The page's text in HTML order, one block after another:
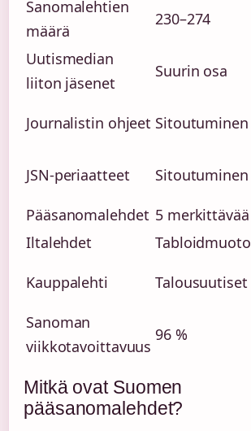
Sanomalehtien
määrä
230–274
Uutismedian
liiton jäsenet
Suurin osa
Journalistin ohjeet Sitoutuminen
JSN-periaatteet Sitoutuminen
Pääsanomalehdet 5 merkittävää
Iltalehdet
Tabloidmuoto
Kauppalehti Talousuutiset
Sanoman
viikkotavoittavuus
96 %
Mitkä ovat Suomen
pääsanomalehdet?